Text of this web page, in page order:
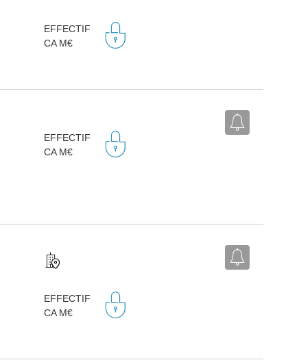
EFFECTIF
CA M€
EFFECTIF
CA M€
EFFECTIF
CA M€